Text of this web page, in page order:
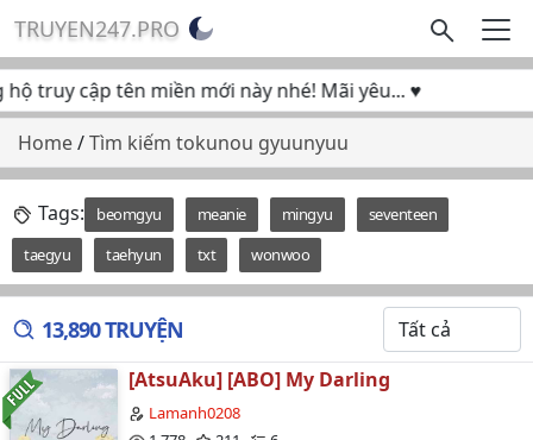
TRUYEN247.PRO
cập tên miền mới này nhé! Mãi yêu... ♥
Home/Tìm kiếm tokunou gyuunyuu
Tags: beomgyu meanie mingyu
seventeen
taegyu
taehyun txt wonwoo
13,890 TRUYỆN
[AtsuAku] [ABO] My Darling
Lamanh0208